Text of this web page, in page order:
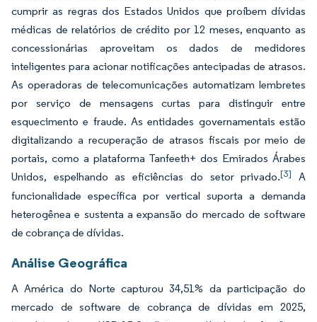
cumprir as regras dos Estados Unidos que proíbem dívidas
médicas de relatórios de crédito por 12 meses, enquanto as
concessionárias aproveitam os dados de medidores
inteligentes para acionar notificações antecipadas de atrasos.
As operadoras de telecomunicações automatizam lembretes
por serviço de mensagens curtas para distinguir entre
esquecimento e fraude. As entidades governamentais estão
digitalizando a recuperação de atrasos fiscais por meio de
portais, como a plataforma Tanfeeth+ dos Emirados Árabes
Unidos, espelhando as eficiências do setor privado.[3]
A
funcionalidade específica por vertical suporta a demanda
heterogênea e sustenta a expansão do mercado de software
de cobrança de dívidas.
Análise Geográfica
A América do Norte capturou 34,51% da participação do
mercado de software de cobrança de dívidas em 2025,